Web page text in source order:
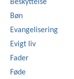
Beskyttelse
Bøn
Evangelisering
Evigt liv
Fader
Føde